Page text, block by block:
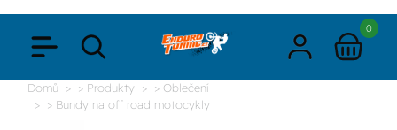
0
Domů > Produkty
> Oblečení
> Bundy na off road motocykly